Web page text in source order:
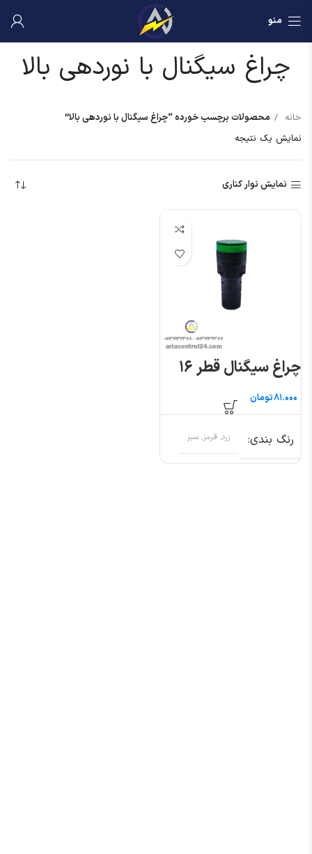
منو
چراغ سیگنال با نوردهی بالا
خانه
محصولات برچسب خورده “چراغ سیگنال با نوردهی بالا”
نمایش یک نتیجه
نمایش نوار کناری
چراغ سیگنال قطر ۱۶
تومان
رنگ بندی زرد, قرمز, سبز